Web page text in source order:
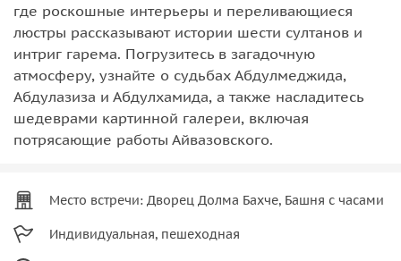
где роскошные интерьеры и переливающиеся
люстры рассказывают истории шести султанов и
интриг гарема. Погрузитесь в загадочную
атмосферу, узнайте о судьбах Абдулмеджида,
Абдулазиза и Абдулхамида, а также насладитесь
шедеврами картинной галереи, включая
потрясающие работы Айвазовского.
Место встречи: Дворец Долма Бахче, Башня с часами
Индивидуальная, пешеходная